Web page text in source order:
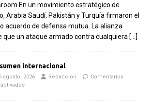
En un movimiento estratégico de
Arabia Saudí, Pakistán y Turquía firmaron el
acuerdo de defensa mutua. La alianza
que un ataque armado contra cualquiera […]
internacional
agosto, 2026 Redaccion
Comentarios